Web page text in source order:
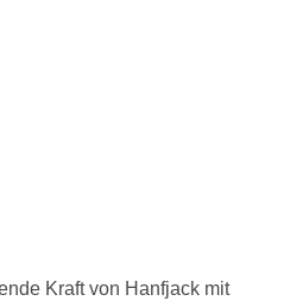
Kraft von Hanfjack mit